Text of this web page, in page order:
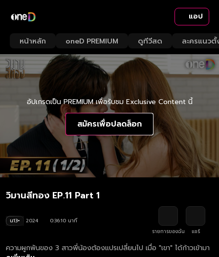
แอป
หน้าหลัก oneD PREMIUM ดูทีวีสด ละครแนวตั้
อัปเกรดเป็น PREMIUM เพื่อรับชม Exclusive Content นี้
สมัครเพื่อปลดล็อก
วิมานสีทอง EP.11 Part 1
น13+ 2024
0:36:10 นาที
รายการของฉัน
แชร์
ความผูกพันของ 3 สาวพี่น้องต้องแปรเปลี่ยนไป เมื่อ "เขา" ได้ก้าวเข้ามา